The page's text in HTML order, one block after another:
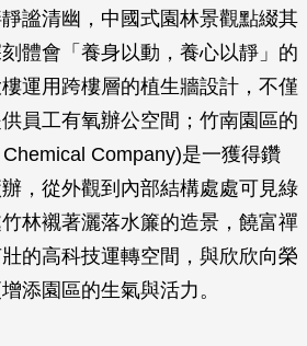
謐清幽，中國式園林景觀點綴其
體會「養身以動，養心以靜」的
運用跨樓層的植生牆設計，不僅
員工有氧辦公空間；竹南園區的
Company)是一獲得鑽
，從外觀到內部結構處處可見綠
林襯著灑落水簾的造景，饒富禪
的高科技運轉空間，與欣欣向榮
添園區的生氣與活力。